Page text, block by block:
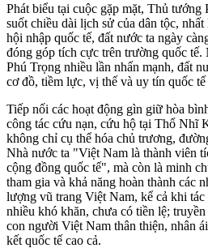
Phát biểu tại cuộc gặp mặt, Thủ tướng
suốt chiều dài lịch sử của dân tộc,
hội nhập quốc tế, đất nước ta ngày
đóng góp tích cực trên trường quốc
Phú Trọng nhiều lần nhấn mạnh, đất
cơ đồ, tiềm lực, vị thế và uy tín quốc
Tiếp nối các hoạt động gìn giữ hòa
công tác cứu nạn, cứu hộ tại Thổ Nhĩ
không chỉ cụ thể hóa chủ trương,
Nhà nước ta "Việt Nam là thành viên
cộng đồng quốc tế", mà còn là minh
tham gia và khả năng hoàn thành các
lượng vũ trang Việt Nam, kể cả khi
nhiều khó khăn, chưa có tiền lệ;
con người Việt Nam thân thiện, nhân
kết quốc tế cao cả.